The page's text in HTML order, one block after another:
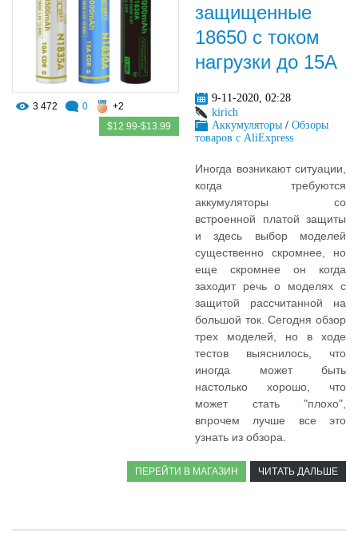
3 472 0
+2
$12.99-$13.99
защищенные
18650 с током
нагрузки до 15А
9-11-2020, 02:28
kirich
Аккумуляторы / Обзоры
товаров с AliExpress
Иногда возникают ситуации,
когда требуются
аккумуляторы со
встроенной платой защиты
и здесь выбор моделей
существенно скромнее, но
еще скромнее он когда
заходит речь о моделях с
защитой рассчитанной на
большой ток. Сегодня обзор
трех моделей, но в ходе
тестов выяснилось, что
иногда может быть
настолько хорошо, что
может стать "плохо",
впрочем лучше все это
узнать из обзора.
ПЕРЕЙТИ В МАГАЗИН ЧИТАТЬ ДАЛЬШЕ